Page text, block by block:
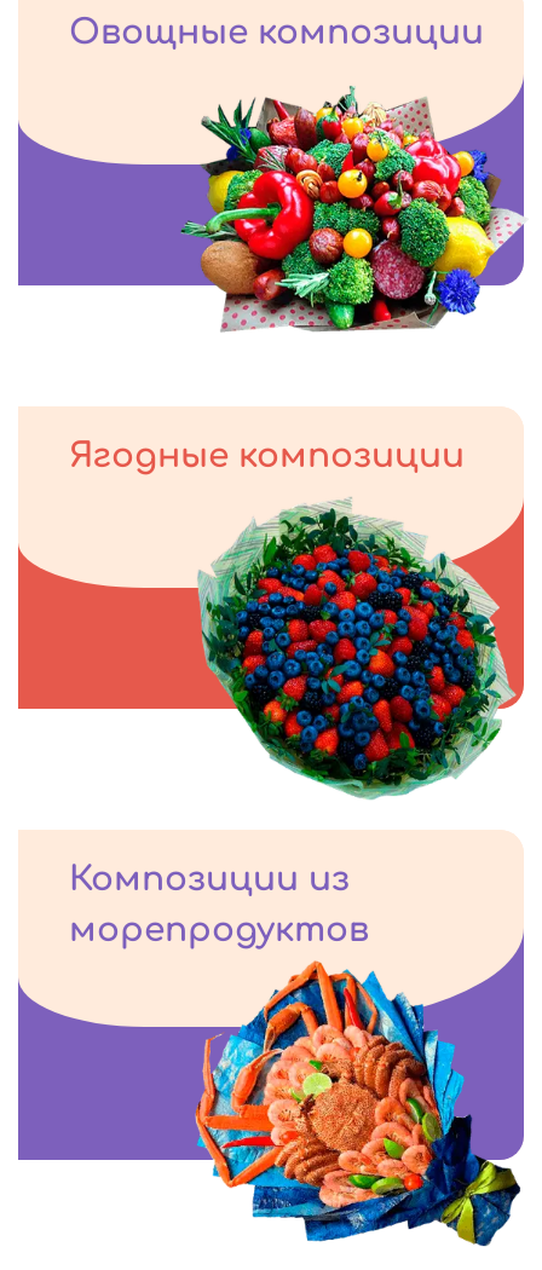
Овощные композиции
Ягодные композиции
Композиции из
морепродуктов